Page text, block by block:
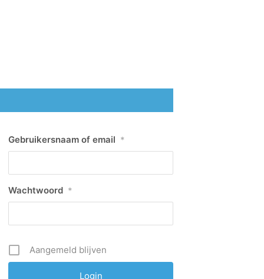
Gebruikersnaam of email *
Wachtwoord *
Aangemeld blijven